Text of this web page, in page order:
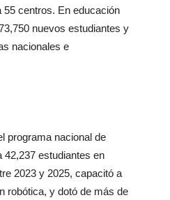
55 centros. En educación
nuevos estudiantes y
nacionales e
programa nacional de
42,237 estudiantes en
2023 y 2025, capacitó a
robótica, y dotó de más de